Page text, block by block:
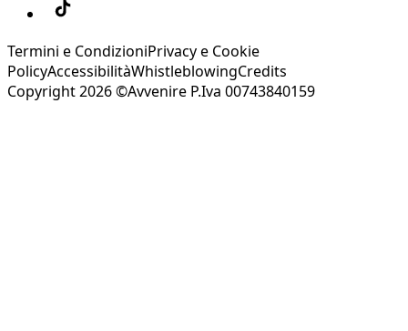
Termini e CondizioniPrivacy e Cookie
PolicyAccessibilitàWhistleblowingCredits
Copyright 2026 ©Avvenire P.Iva 00743840159